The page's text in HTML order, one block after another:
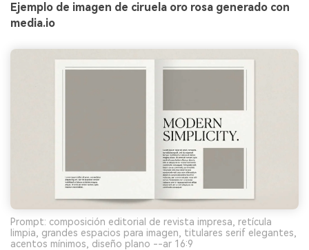
Ejemplo de imagen de ciruela oro rosa generado con
media.io
Prompt: composición editorial de revista impresa, retícula
limpia, grandes espacios para imagen, titulares serif elegantes,
acentos mínimos, diseño plano --ar 16:9